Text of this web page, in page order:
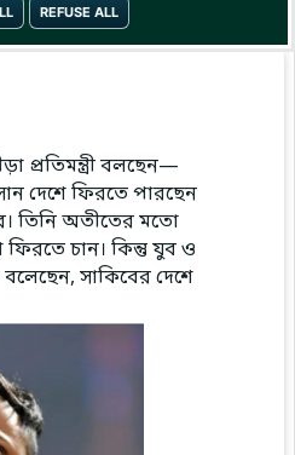
REFUSE ALL
প্রতিমন্ত্রী বলছেন—
দেশে ফিরতে পারছেন
তিনি অতীতের মতো
চান। কিন্তু যুব ও
বলেছেন, সাকিবের দেশে